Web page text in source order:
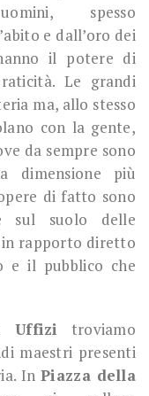
spesso
e dall’oro dei
il potere di
Le grandi
ma, allo stesso
con la gente,
da sempre sono
dimensione più
di fatto sono
sul suolo delle
in rapporto diretto
e il pubblico che
Uffizi troviamo
maestri presenti
InPiazza della